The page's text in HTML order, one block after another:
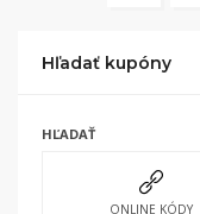
Hľadať kupóny
HĽADAŤ
ONLINE KÓDY